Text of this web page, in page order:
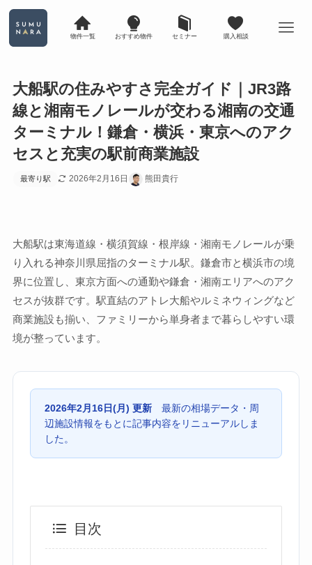
物件一覧 おすすめ物件 セミナー 購入相談
大船駅の住みやすさ完全ガイド｜JR3路
線と湘南モノレールが交わる湘南の交通
ターミナル！鎌倉・横浜・東京へのアク
セスと充実の駅前商業施設
最寄り駅 2026年2月16日 熊田貴行
大船駅は東海道線・横須賀線・根岸線・湘南モノレールが乗
り入れる神奈川県屈指のターミナル駅。鎌倉市と横浜市の境
界に位置し、東京方面への通勤や鎌倉・湘南エリアへのアク
セスが抜群です。駅直結のアトレ大船やルミネウィングなど
商業施設も揃い、ファミリーから単身者まで暮らしやすい環
境が整っています。
2026年2月16日(月) 更新最新の相場データ・周
辺施設情報をもとに記事内容をリニューアルしま
した。
目次